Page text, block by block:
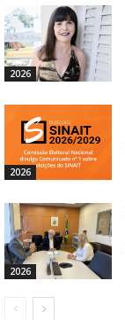
2026
2026
2026